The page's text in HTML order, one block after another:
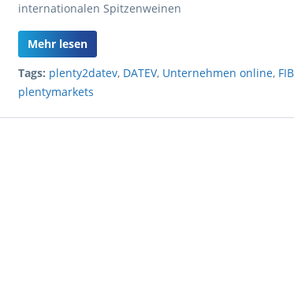
internationalen Spitzenweinen
Mehr lesen
Tags: plenty2datev, DATEV, Unternehmen online,
plentymarkets